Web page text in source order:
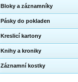
Bloky a záznamníky
Pásky do pokladen
Kreslicí kartony
Knihy a kroniky
Záznamní kostky